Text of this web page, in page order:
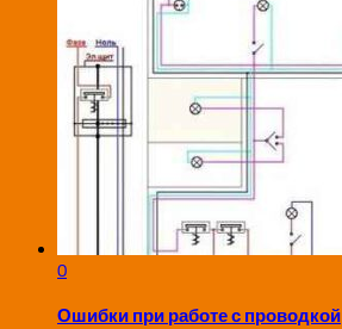
0
Ошибки при работе с проводкой